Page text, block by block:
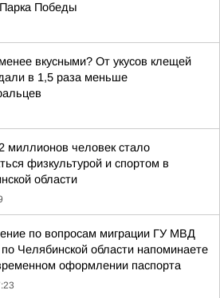
Победы
вкусными? От укусов клещей
в 1,5 раза меньше
миллионов человек стало
физкультурой и спортом в
области
по вопросам миграции ГУ МВД
по Челябинской области напоминаете
оформлении паспорта